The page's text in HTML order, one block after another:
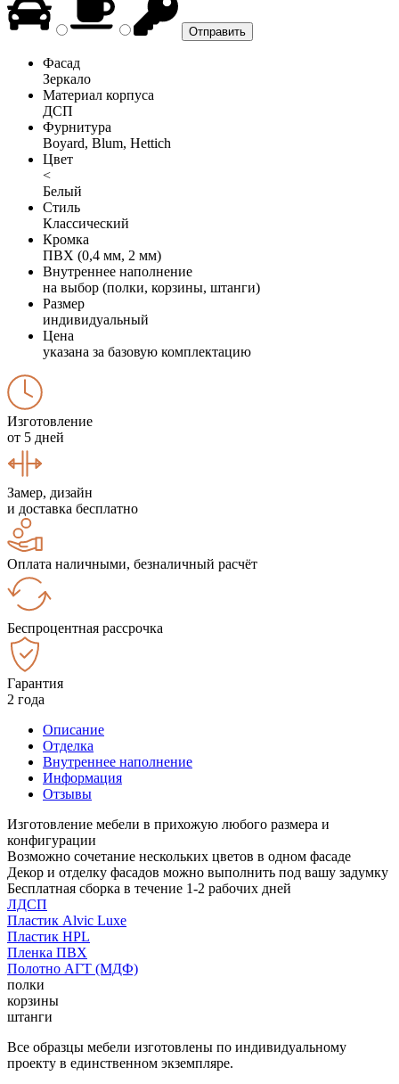
Фасад
Зеркало
Материал корпуса
ДСП
Фурнитура
Boyard, Blum, Hettich
Цвет
<
Белый
Стиль
Классический
Кромка
ПВХ (0,4 мм, 2 мм)
Внутреннее наполнение
на выбор (полки, корзины, штанги)
Размер
индивидуальный
Цена
указана за базовую комплектацию
Изготовление
от 5 дней
Замер, дизайн
и доставка бесплатно
Оплата наличными, безналичный расчёт
Беспроцентная рассрочка
Гарантия
2 года
Описание
Отделка
Внутреннее наполнение
Информация
Отзывы
Изготовление мебели в прихожую любого размера и
конфигурации
Возможно сочетание нескольких цветов в одном фасаде
Декор и отделку фасадов можно выполнить под вашу задумку
Бесплатная сборка в течение 1-2 рабочих дней
ЛДСП
Пластик Alvic Luxe
Пластик HPL
Пленка ПВХ
Полотно АГТ (МДФ)
полки
корзины
штанги
Все образцы мебели изготовлены по индивидуальному
проекту в единственном экземпляре.